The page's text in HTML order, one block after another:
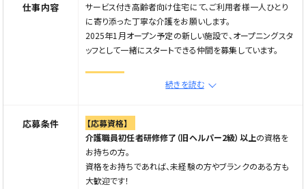
仕事内容
サービス付き高齢者向け住宅にて、ご利用者様一人ひとり
に寄り添った丁寧な介護をお願いします。
2025年1月オープン予定の新しい施設で、オープニングスタ
ッフとして一緒にスタートできる仲間を募集しています。
☆ スタッフ一人ひとりの意見や想いを大切にしています。
ンクのある方も歓迎！
☆ 昇給・賞与あり、頑張りをしっかり評価します。
☆ 服装・髪型・髪色自由！あなたらしく働ける環境です。
☆ ライフスタイルに合わせて勤務時間を選べます。
☆ 副業・WワークもOK！柔軟な働き方が可能です。
続きを読む
応募条件
【応募資格】
介護職員初任者研修修了（旧ヘルパー2級）以上の資格を
お持ちの方。
資格をお持ちであれば、未経験の方やブランクのある方も
大歓迎です！